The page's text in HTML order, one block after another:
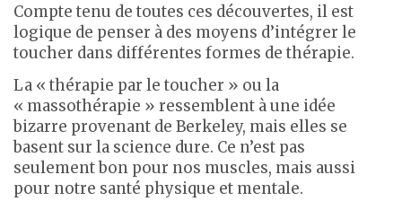
Compte tenu de toutes ces découvertes, il est
logique de penser à des moyens d’intégrer le
toucher dans différentes formes de thérapie.
La « thérapie par le toucher » ou la
« massothérapie » ressemblent à une idée
bizarre provenant de Berkeley, mais elles se
basent sur la science dure. Ce n’est pas
seulement bon pour nos muscles, mais aussi
pour notre santé physique et mentale.